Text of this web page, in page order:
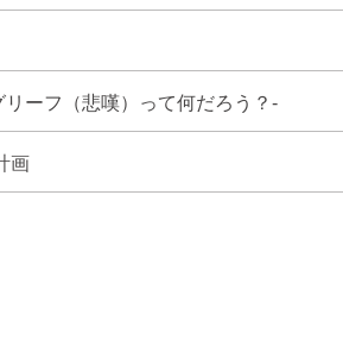
ーフ（悲嘆）って何だろう？-
画